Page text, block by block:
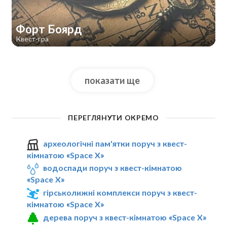
Форт Боярд
Квест-гра
показати ще
ПЕРЕГЛЯНУТИ ОКРЕМО
археологічні пам'ятки поруч з квест-
кімнатою «Space X»
водоспади поруч з квест-кімнатою
«Space X»
гірськолижні комплекси поруч з квест-
кімнатою «Space X»
дерева поруч з квест-кімнатою «Space X»